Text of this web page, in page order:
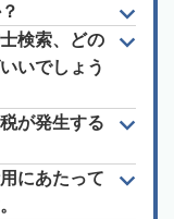
検索、どの
いでしょう
が発生する
にあたって